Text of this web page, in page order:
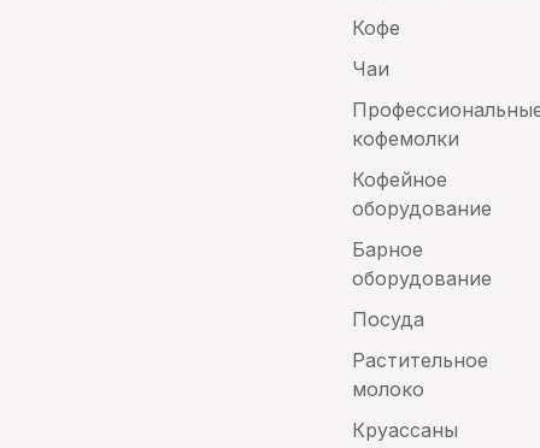
Кофе
Чаи
кофемолки
Кофейное
оборудование
Барное
оборудование
Посуда
Растительное
молоко
Круассаны